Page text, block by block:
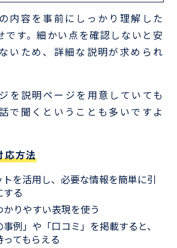
内容を事前にしっかり理解した
です。細かい点を確認しないと安
いため、詳細な説明が求められ
を説明ページを用意していても
で聞くということも多いですよ
方法
を活用し、必要な情報を簡単に引
する
りやすい表現を使う
事例」や「口コミ」を掲載すると、
てもらえる